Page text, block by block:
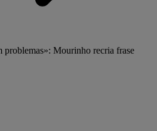
problemas»: Mourinho recria frase